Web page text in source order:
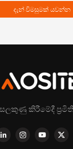
දැන් විමසුමක් යවන්න
කිරීමේදී